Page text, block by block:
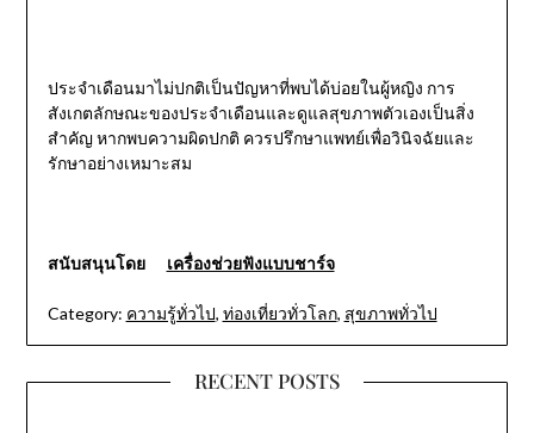
ประจำเดือนมาไม่ปกติเป็นปัญหาที่พบได้บ่อยในผู้หญิง การ
สังเกตลักษณะของประจำเดือนและดูแลสุขภาพตัวเองเป็นสิ่ง
สำคัญ หากพบความผิดปกติ ควรปรึกษาแพทย์เพื่อวินิจฉัยและ
รักษาอย่างเหมาะสม
สนับสนุนโดย เครื่องช่วยฟังแบบชาร์จ
Category: ความรู้ทั่วไป, ท่องเที่ยวทั่วโลก, สุขภาพทั่วไป
RECENT POSTS